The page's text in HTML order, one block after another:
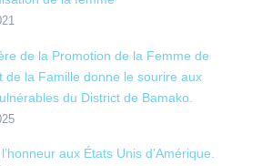
de la Promotion de la Femme de
de la Famille donne le sourire aux
du District de Bamako.
aux États Unis d’Amérique.